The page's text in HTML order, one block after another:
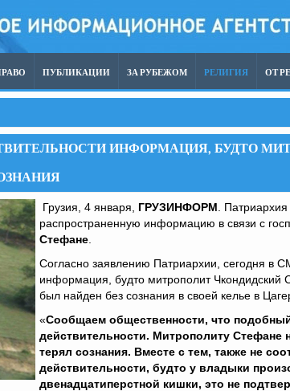
ПУБЛИКАЦИИ ЗА РУБЕЖОМ РЕЛИГИЯ ОТ
ИНФОРМАЦИЯ, БУДТО
Грузия, 4 января, ГРУЗИНФОРМ .
распространенную информацию в связи с
Стефане
Согласно заявлению Патриархии, сегодня в
информация, будто митрополит
был найден без сознания в своей келье в
«Сообщаем общественности, что
действительности. Митрополиту Стефане
терял сознания. Вместе с тем, также не
действительности, будто у владыки
двенадцатиперстной кишки, это не